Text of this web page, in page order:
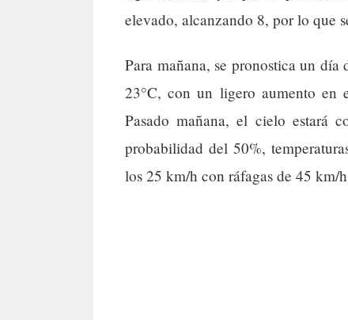
elevado, alcanzando 8, por lo que
Para mañana, se pronostica un día
23°C, con un ligero aumento
Pasado mañana, el cielo estará
probabilidad del 50%,
los 25 km/h con ráfagas de 45 km/